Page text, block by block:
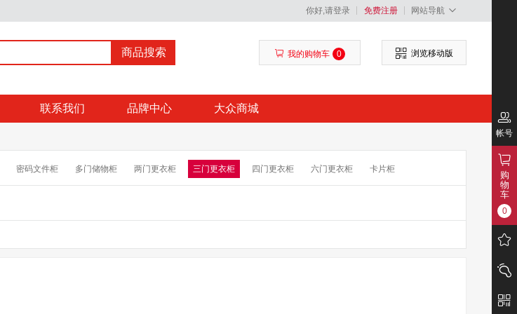
你好,请登录 免费注册 网站导航
商品搜索 我的购物车 0 浏览移动版
联系我们 品牌中心 大众商城
密码文件柜 多门储物柜 两门更衣柜 三门更衣柜 四门更衣柜 六门更衣柜 卡片柜
帐号
购
物
车
0